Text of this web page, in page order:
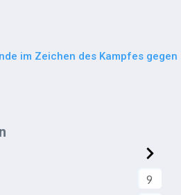
im Zeichen des Kampfes gegen
9